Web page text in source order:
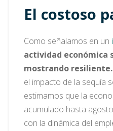
El costoso
Como señalamos en un
actividad económica
mostrando resiliente.
el impacto de la sequía
estimamos que la
acumulado hasta
con la dinámica del